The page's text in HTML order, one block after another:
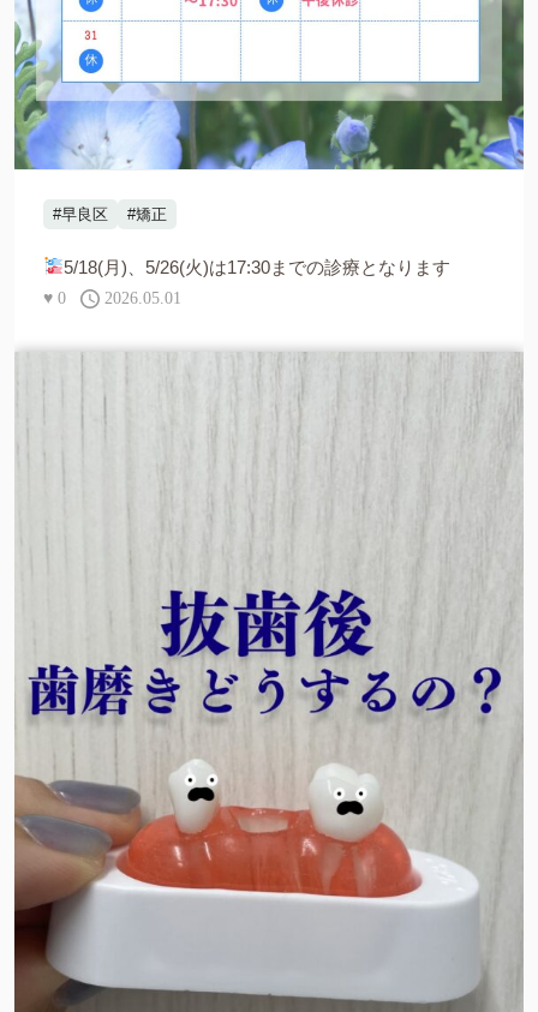
#早良区 #矯正
5/18(月)、5/26(火)は17:30までの診療となります
♥ 0 2026.05.01